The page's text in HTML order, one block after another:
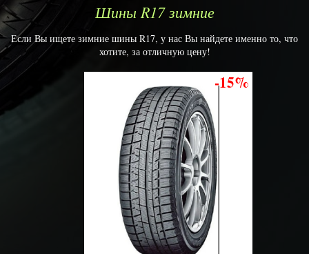
Шины R17 зимние
Если Вы ищете зимние шины R17, у нас Вы найдете именно то, что
хотите, за отличную цену!
-15%